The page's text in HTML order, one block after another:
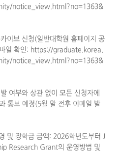
notice_view.html?no=1363&
이브 신청(일반대학원 홈페이지 공
일 확인: https://graduate.korea.
notice_view.html?no=1363&
여부와 상관 없이 모든 신청자에
통보 예정(5월 말 전후 이메일 발
및 장학금 금액: 2026학년도부터 J
Research Grant의 운영방법 및